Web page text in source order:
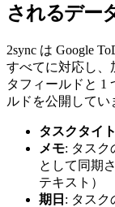
されるデー
2sync は Google
すべてに対応し、
タフィールドと 1
ルドを公開してい
タスクタイ
メモ: タスク
として同期
テキスト）
期日 : タスク